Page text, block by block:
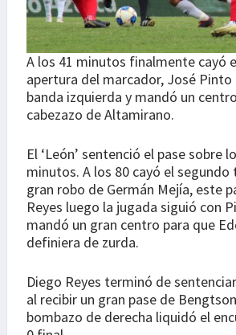
A los 41 minutos finalmente cayó
apertura del marcador, José
banda izquierda y mandó un
cabezazo de Altamirano.
El ‘León’ sentenció el pase sobre
minutos. A los 80 cayó el
gran robo de Germán Mejía, este
Reyes luego la jugada siguió con
mandó un gran centro para que
definiera de zurda.
Diego Reyes terminó de
al recibir un gran pase de
bombazo de derecha liquidó el